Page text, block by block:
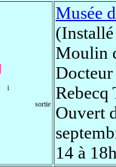
i
sortie
Musée
Moulin
Rebecq
Ouvert
14 à